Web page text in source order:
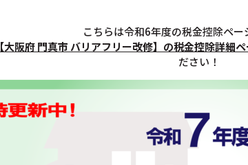
こちらは令和6年度の税金控除ペー
【大阪府 門真市 バリアフリー改修】の税金控除詳細
ださい！